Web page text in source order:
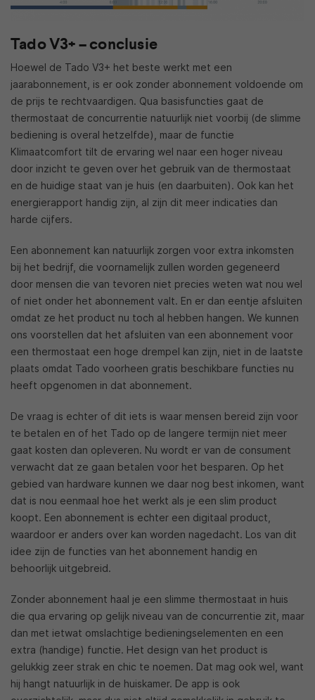
Tado V3+ – conclusie
Hoewel de Tado V3+ het beste werkt met een
jaarabonnement, is er ook zonder abonnement voldoende om
de prijs te rechtvaardigen. Qua basisfuncties gaat de
thermostaat de concurrentie natuurlijk niet voorbij (de slimme
bediening is overal hetzelfde), maar de functie
Klimaatcomfort tilt de ervaring wel naar een hoger niveau
door inzicht te geven over het gebruik van de thermostaat
en de huidige staat van je huis (en daarbuiten). Ook kan het
energierapport handig zijn, al zijn dit meer indicaties dan
harde cijfers.
Een abonnement kan natuurlijk zorgen voor extra inkomsten
bij het bedrijf, die voornamelijk zullen worden gegeneerd
door mensen die van tevoren niet precies weten wat nou wel
of niet onder het abonnement valt. En er dan eentje afsluiten
omdat ze het product nu toch al hebben hangen. We kunnen
ons voorstellen dat het afsluiten van een abonnement voor
een thermostaat een hoge drempel kan zijn, niet in de laatste
plaats omdat Tado voorheen gratis beschikbare functies nu
heeft opgenomen in dat abonnement.
De vraag is echter of dit iets is waar mensen bereid zijn voor
te betalen en of het Tado op de langere termijn niet meer
gaat kosten dan opleveren. Nu wordt er van de consument
verwacht dat ze gaan betalen voor het besparen. Op het
gebied van hardware kunnen we daar nog best inkomen, want
dat is nou eenmaal hoe het werkt als je een slim product
koopt. Een abonnement is echter een digitaal product,
waardoor er anders over kan worden nagedacht. Los van dit
idee zijn de functies van het abonnement handig en
behoorlijk uitgebreid.
Zonder abonnement haal je een slimme thermostaat in huis
die qua ervaring op gelijk niveau van de concurrentie zit, maar
dan met ietwat omslachtige bedieningselementen en een
extra (handige) functie. Het design van het product is
gelukkig zeer strak en chic te noemen. Dat mag ook wel, want
hij hangt natuurlijk in de huiskamer. De app is ook